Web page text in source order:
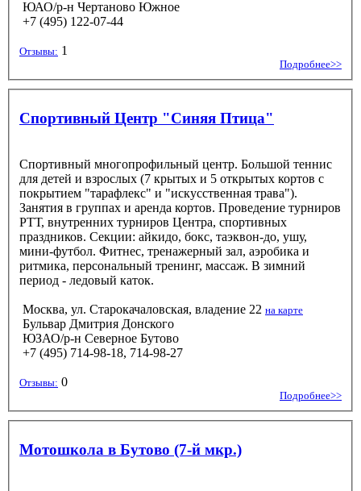
ЮАО/р-н Чертаново Южное
+7 (495) 122-07-44
Отзывы: 1
Подробнее>>
Спортивный Центр "Синяя Птица"
Спортивный многопрофильный центр. Большой теннис
для детей и взрослых (7 крытых и 5 открытых кортов с
покрытием "тарафлекс" и "искусственная трава").
Занятия в группах и аренда кортов. Проведение турниров
РТТ, внутренних турниров Центра, спортивных
праздников. Секции: айкидо, бокс, таэквон-до, ушу,
мини-футбол. Фитнес, тренажерный зал, аэробика и
ритмика, персональный тренинг, массаж. В зимний
период - ледовый каток.
Москва, ул. Старокачаловская, владение 22 на карте
Бульвар Дмитрия Донского
ЮЗАО/р-н Северное Бутово
+7 (495) 714-98-18, 714-98-27
Отзывы: 0
Подробнее>>
Мотошкола в Бутово (7-й мкр.)